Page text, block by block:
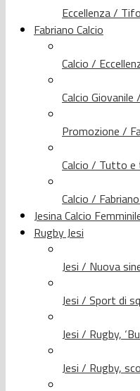
Eccellenza /
Fabriano Calcio
Calcio /
Calcio
Promozione /
Calcio / Tutto e
Calcio /
Jesina Calcio
Rugby Jesi
Jesi / Nuova
Jesi / Sport di
Jesi / Rugby,
Jesi / Rugby,